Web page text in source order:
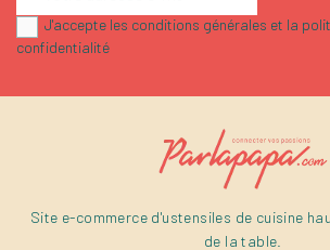
J'accepte les conditions générales et la
confidentialité
Site e-commerce d'ustensiles de cuisine
de la table.